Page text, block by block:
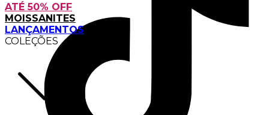
ATÉ 50% OFF
MOISSANITES
LANÇAMENTOS
COLEÇÕES